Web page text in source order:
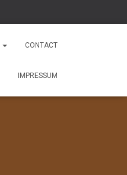
CONTACT
IMPRESSUM